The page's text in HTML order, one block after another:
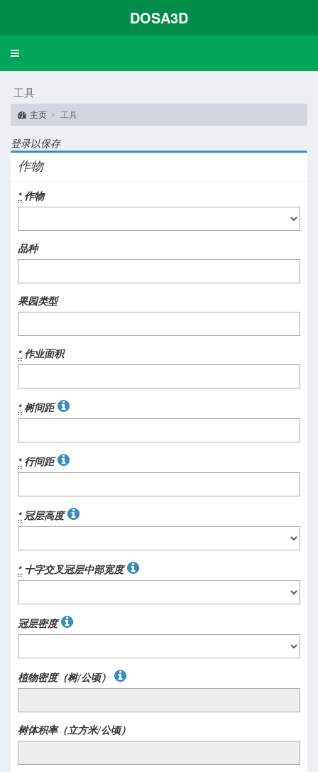
DOSA3D
Toggle
工具
主页 工具
登录以保存
作物
* 作物
品种
果园类型
* 作业面积
*树间距
*行间距
* 冠层高度
* 十字交叉冠层中部宽度
冠层密度
植物密度（树/公顷）
树体积率（立方米/公顷）